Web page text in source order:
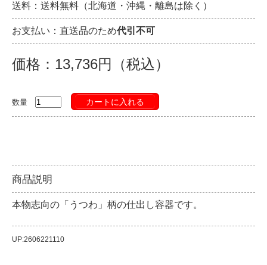
送料：送料無料（北海道・沖縄・離島は除く）
お支払い：直送品のため代引不可
価格：13,736円（税込）
数量 カートに入れる
商品説明
本物志向の「うつわ」柄の仕出し容器です。
UP:2606221110